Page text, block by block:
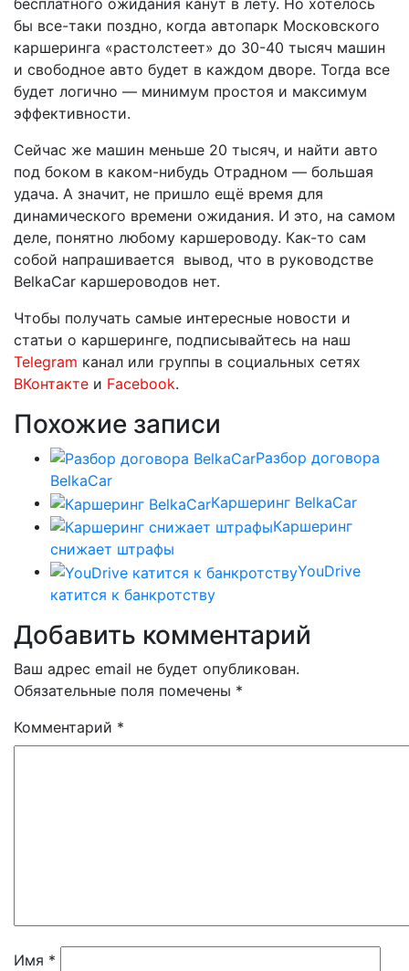
бы все-таки поздно, когда автопарк Московского
каршеринга «растолстеет» до 30-40 тысяч машин
и свободное авто будет в каждом дворе. Тогда все
будет логично — минимум простоя и максимум
эффективности.
Сейчас же машин меньше 20 тысяч, и найти авто
под боком в каком-нибудь Отрадном — большая
удача. А значит, не пришло ещё время для
динамического времени ожидания. И это, на самом
деле, понятно любому каршероводу. Как-то сам
собой напрашивается вывод, что в руководстве
BelkaCar каршероводов нет.
Чтобы получать самые интересные новости и
статьи о каршеринге, подписывайтесь на наш
Telegram канал или группы в социальных сетях
ВКонтакте и Facebook.
Похожие записи
Разбор договора
BelkaCar
Каршеринг BelkaCar
Каршеринг
снижает штрафы
YouDrive
катится к банкротству
Добавить комментарий
Ваш адрес email не будет опубликован.
Обязательные поля помечены *
Комментарий *
Имя *